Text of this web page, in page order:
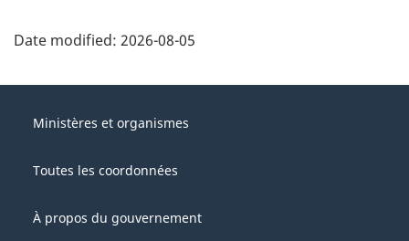
Date modified: 2026-08-05
thisGouvernement
Canada
Ministères et organismes
Toutes les coordonnées
À propos du gouvernement